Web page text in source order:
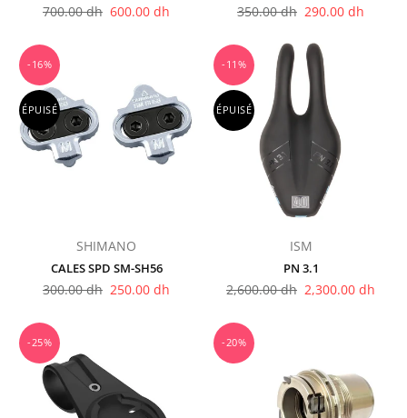
Prix
700.00 dh 600.00 dh
Prix
350.00 dh 290.00 dh
-16%
ÉPUISÉ
SHIMANO
CALES SPD SM-SH56
Prix
300.00 dh 250.00 dh
-11%
ÉPUISÉ
ISM
PN 3.1
Prix
2,600.00 dh 2,300.00 dh
-25% -20%